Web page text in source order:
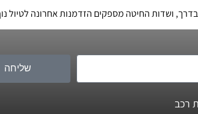
ושדות החיטה מספקים הזדמנות אחרונה לטיול
שליחה
רכב